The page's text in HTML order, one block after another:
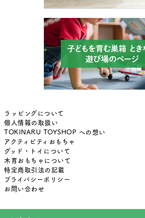
ラッピングについて
個人情報の取扱い
TOKINARU TOYSHOP への想い
アクティビティおもちゃ
グッド・トイについて
木育おもちゃについて
特定商取引法の記載
プライバシーポリシー
お問い合わせ